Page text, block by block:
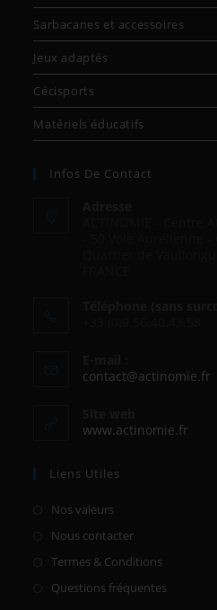
Sarbacanes et accessoires
Jeux adaptés
Cécisports
Matériels éducatifs
Infos De Contact
contact@actinomie.fr
www.actinomie.fr
Liens Utiles
Nos valeurs
Nous contacter
Termes & Conditions
Questions fréquentes